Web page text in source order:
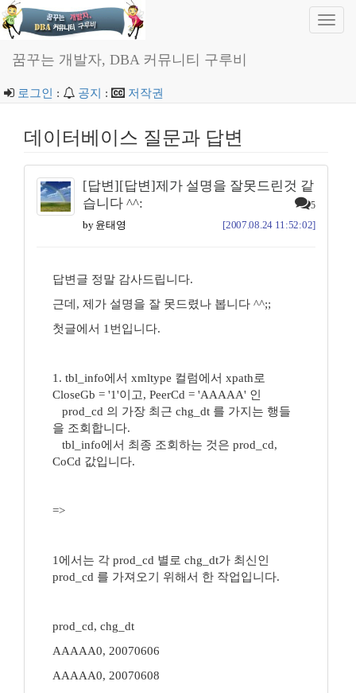
꿈꾸는 개발자, DBA 커뮤니티 구루비
로그인 : 공지 : 저작권
데이터베이스 질문과 답변
[답변][답변]제가 설명을 잘못드린것 같
습니다 ^^:
5
by 윤태영 [2007.08.24 11:52:02]
답변글 정말 감사드립니다.
근데, 제가 설명을 잘 못드렸나 봅니다 ^^;;
첫글에서 1번입니다.
1. tbl_info에서 xmltype 컬럼에서 xpath로
CloseGb = '1'이고, PeerCd = 'AAAAA' 인
prod_cd 의 가장 최근 chg_dt 를 가지는 행들
을 조회합니다.
tbl_info에서 최종 조회하는 것은 prod_cd,
CoCd 값입니다.
=>
1에서는 각 prod_cd 별로 chg_dt가 최신인
prod_cd 를 가져오기 위해서 한 작업입니다.
prod_cd, chg_dt
AAAAA0, 20070606
AAAAA0, 20070608